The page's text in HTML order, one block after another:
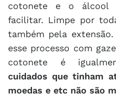
cotonete e o álcool
facilitar. Limpe por
também pela
esse processo com
cotonete é
cuidados que tinham
moedas e etc não são